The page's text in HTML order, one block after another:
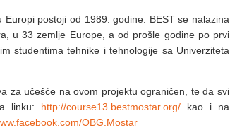
postoji od 1989. godine. BEST se nalazina
u 33 zemlje Europe, a od prošle godine po prvi
studentima tehnike i tehnologije sa Univerziteta
za učešće na ovom projektu ograničen, te da svi
linku: http://course13.bestmostar.org/ kao i na
OBG.Mostar